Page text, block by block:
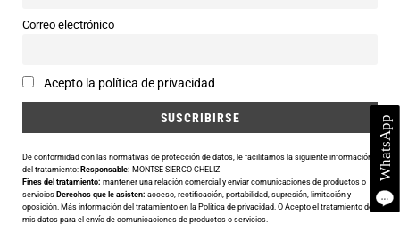
Horarios
Email
Utilizamos cookies para ofrecerte la mejor experiencia en nuestra
web.
Puedes aprender más sobre qué cookies utilizamos o desactivarlas
Correo electrónico
Acepto la política de privacidad
De conformidad con las normativas de protección de datos, le facilitamos la siguiente información
del tratamiento: Responsable: MONTSE SIERCO CHELIZ
Fines del tratamiento: mantener una relación comercial y enviar comunicaciones de productos o
servicios Derechos que le asisten: acceso, rectificación, portabilidad, supresión, limitación y
oposición. Más información del tratamiento en la Política de privacidad. O Acepto el tratamiento de
mis datos para el envío de comunicaciones de productos o servicios.